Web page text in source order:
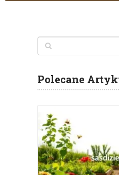
Polecane